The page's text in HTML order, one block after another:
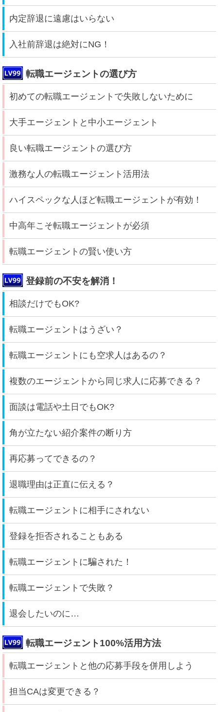
内定辞退に遠慮はいらない
入社前辞退は絶対にNG！
転職エージェントの選び方
初めての転職エージェントで失敗しないために
大手エージェントと中小エージェント
良い転職エージェントの選び方
激務な人の転職エージェント活用法
ハイスペックな人ほど転職エージェントが有効！
中高年こそ転職エージェントが必須
転職エージェントの賢い使い方
登録前の不安を解消！
相談だけでもOK?
転職エージェントはうざい？
転職エージェントにも空求人はあるの？
複数のエージェントから同じ求人に応募できる？
面談は電話や土日でもOK?
角が立たない紹介案件の断り方
再応募ってできるの？
退職理由は正直に伝える？
転職エージェントに相手にされない
登録を拒否されることもある
転職エージェントに騙された！
転職エージェントで失敗？
退会したいのに…
転職エージェント100%活用方法
転職エージェントと他の応募手段を併用しよう
担当CAは変更できる？